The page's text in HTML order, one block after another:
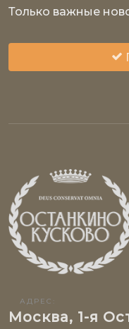
Только важные
АДРЕС:
Москва, 1-я